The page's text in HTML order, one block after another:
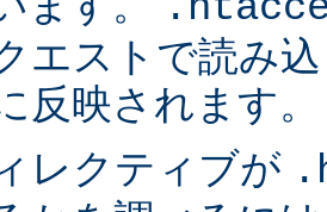
エストで読み
反映されます。
レクティブが